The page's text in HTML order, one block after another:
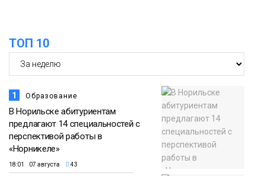
ТОП 10
1 Образование
В Норильске абитуриентам
предлагают 14 специальностей с
перспективой работы в
«Норникеле»
18:01 07 августа 43